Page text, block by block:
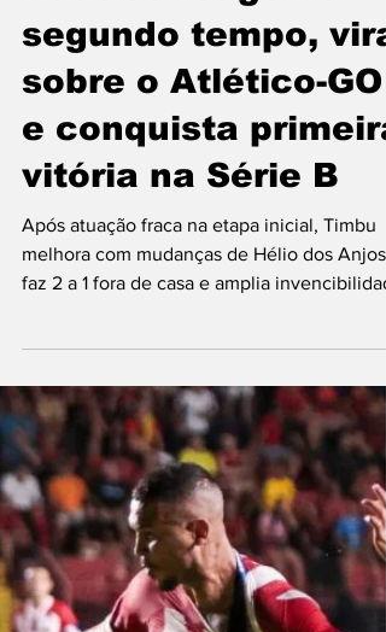
Náutico reage no
segundo tempo, vira
sobre o Atlético-GO
Após atuação fraca na etapa inicial, Timbu
melhora com mudanças de Hélio dos Anjos,
faz 2 a 1 fora de casa e amplia
como visitante Foto: Divulgação/Náutico Foi
um jogo complicado, mas o Náutico
conseguiu a virada e venceu o Atlético-GO
na noite desta quarta-feira (1º), no Estádio
Antônio Acioly. O placar terminou em 2 a 1,